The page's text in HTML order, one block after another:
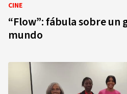
CINE
“Flow”: fábula sobre un
mundo